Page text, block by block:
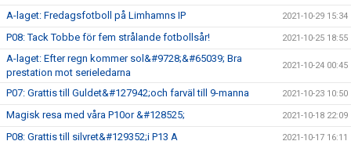
A-laget: Fredagsfotboll på Limhamns IP 2021-10-29 15:34
P08: Tack Tobbe för fem strålande fotbollsår! 2021-10-25 18:55
A-laget: Efter regn kommer sol&#9728;&#65039; Bra
prestation mot serieledarna
2021-10-24 00:45
P07: Grattis till Guldet&#127942;och farväl till 9-manna 2021-10-23 10:50
Magisk resa med våra P10or &#128525; 2021-10-18 22:09
P08: Grattis till silvret&#129352;i P13 A 2021-10-17 16:11